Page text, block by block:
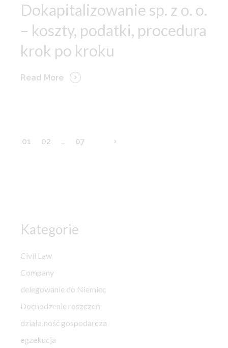
Dokapitalizowanie sp. z o. o.
– koszty, podatki, procedura
krok po kroku
Read More
Stronicowanie
01 02 … 07
Kategorie
Civil Law
Company
delegowanie do Niemiec
Dochodzenie roszczeń
działalność gospodarcza
egzekucja